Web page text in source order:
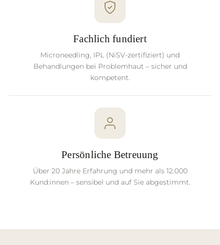
Fachlich fundiert
Microneedling, IPL (NiSV-zertifiziert) und
Behandlungen bei Problemhaut – sicher und
kompetent.
Persönliche Betreuung
Über 20 Jahre Erfahrung und mehr als 12.000
Kund:innen – sensibel und auf Sie abgestimmt.